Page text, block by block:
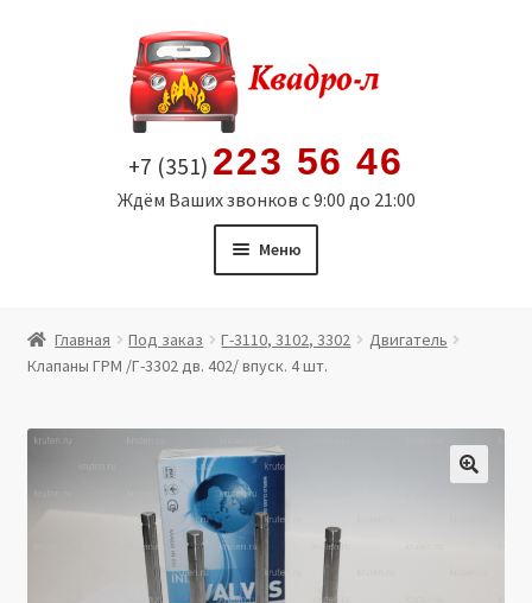
содержимому
+7 (351) 223 56 46
Ждём Ваших звонков с 9:00 до 21:00
Меню
Витрина
Мой аккаунт
Политика в отношении обработки персональных
Производители
Главная Под заказ Г-3110, 3102, 3302
Двигатель
Клапаны ГРМ /Г-3302 дв. 402/ впуск. 4 шт.